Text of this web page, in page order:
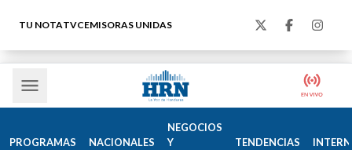
TU NOTATVCEMISORAS UNIDAS
PROGRAMAS NACIONALES
NEGOCIOS
Y
TENDENCIAS